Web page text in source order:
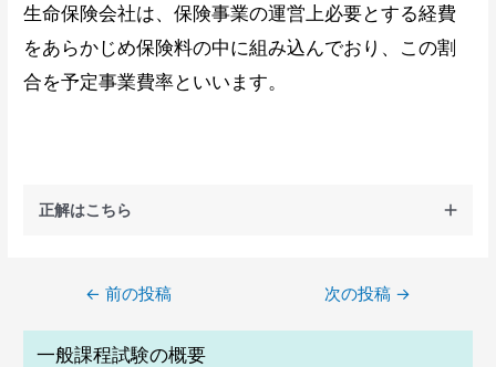
生命保険会社は、保険事業の運営上必要とする経費
をあらかじめ保険料の中に組み込んでおり、この割
合を予定事業費率といいます。
正解はこちら
← 前の投稿 次の投稿 →
一般課程試験の概要